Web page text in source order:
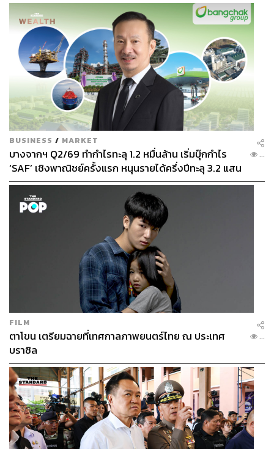
TAGS: การออกกำลังกาย เล่นกีฬา
Sports Mall
Xinchang Globular Center
China
411
ABOUT THE AUTHOR
วริศรา ลิ้มอนันตระกูล
ชอบคุยเรื่องสวยๆ งามๆ เอ็นจอยออกกำลังกาย
และการกิน ขาดกาแฟไม่ได้
BUSINESS / MARKET
บางจากฯ Q2/69 ทำกำไรทะลุ 1.2 หมื่นล้าน เริ่มบุ๊กกำไร
‘SAF’ เชิงพาณิชย์ครั้งแรก หนุนรายได้ครึ่งปีทะลุ 3.2 แสน
ล้าน
...
FILM
ตาโขน เตรียมฉายที่เทศกาลภาพยนตร์ไทย ณ ประเทศ
บราซิล
...